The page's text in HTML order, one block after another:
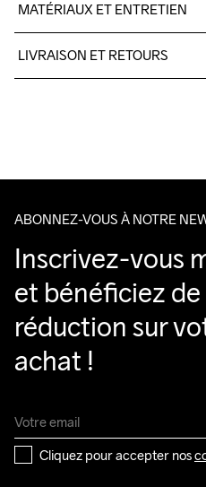
MATÉRIAUX ET ENTRETIEN
LIVRAISON ET RETOURS
ABONNEZ-VOUS À NOTRE
Inscrivez-vous
et bénéficiez de
réduction sur
achat !
Cliquez pour accepter nos